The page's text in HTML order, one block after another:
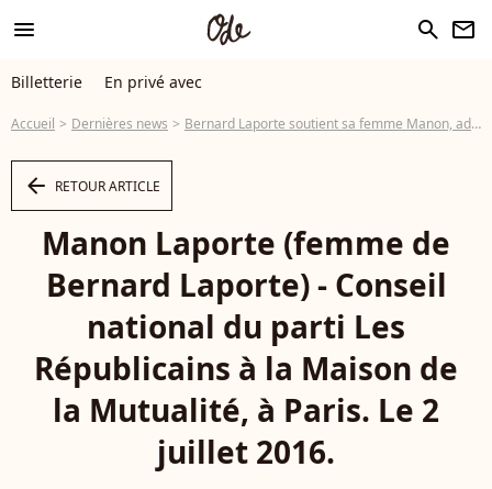
menu search newsletter
Billetterie En privé avec
Accueil Dernières news Bernard Laporte soutient sa femme Manon, adversaire de Rachida Dati
arrow_left RETOUR ARTICLE
Manon Laporte (femme de
Bernard Laporte) - Conseil
national du parti Les
Républicains à la Maison de
la Mutualité, à Paris. Le 2
juillet 2016.